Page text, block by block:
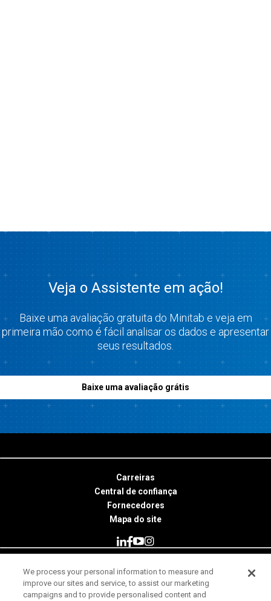
Veja o Assistente em ação!
Baixe uma avaliação gratuita do Minitab e veja em
primeira mão como é fácil analisar os dados e apresentar
seus resultados.
Baixe uma avaliação grátis
Carreiras
Central de confiança
Fornecedores
Mapa do site
© 2026 Minitab, LLC. All Rights Reserved.
We process your personal information to measure and
improve our sites and service, to assist our marketing
campaigns and to provide personalised content and